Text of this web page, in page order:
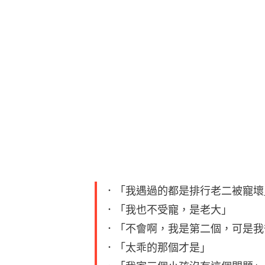
．「我遇過的都是排行老二被寵壞
．「我也不受寵，是老大」
．「不會啊，我是第二個，可是我
．「太乖的那個才是」